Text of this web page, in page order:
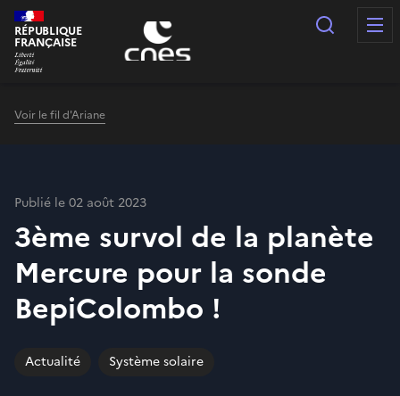
Panneau de gestion des cookies
RÉPUBLIQUE
FRANÇAISE
Voir le fil d'Ariane
Publié le 02 août 2023
3ème survol de la planète
Mercure pour la sonde
BepiColombo !
Actualité Système solaire